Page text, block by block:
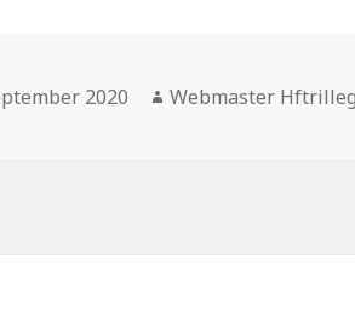
2020 Forfatter
Webmaster